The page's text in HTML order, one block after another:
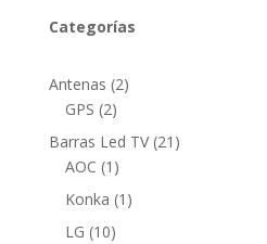
Categorías
Antenas 22
GPS 22
productos
Barras Led TV 21 21
AOC 1 1
producto
Konka 1 1
LG 1010